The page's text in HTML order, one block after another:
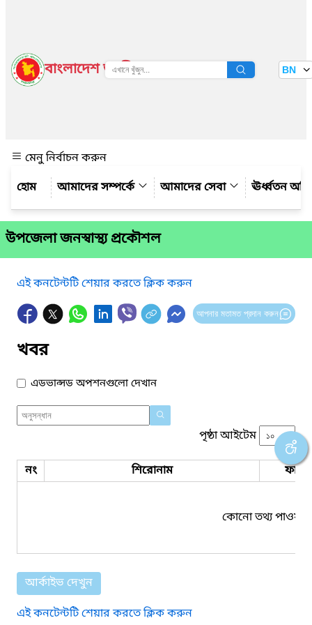
বাংলাদেশ জাতীয় তথ্য বাতায়ন BN
মেনু নির্বাচন করুন
আমাদের সম্পর্কে
আমাদের সেবা ঊর্ধ্বতন
উপজেলা জনস্বাস্থ্য প্রকৌশল
এই কনটেন্টটি শেয়ার করতে ক্লিক করুন
আপনার মতামত প্রদান করুন
খবর
এডভান্সড অপশনগুলো দেখান
পৃষ্ঠা আইটেম
নং শিরোনাম ফাইল
কোনো তথ্য পাওয়া
আর্কাইভ দেখুন
এই কনটেন্টটি শেয়ার করতে ক্লিক করুন